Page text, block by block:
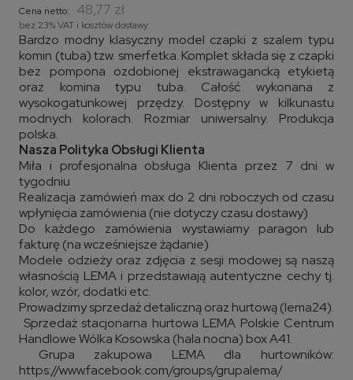
Cena netto: 48,77 zł
bez 23% VAT i kosztów dostawy
Bardzo modny klasyczny model czapki z szalem typu
komin (tuba) tzw. smerfetka. Komplet składa się z czapki
bez pompona ozdobionej ekstrawagancką etykietą
oraz komina typu tuba. Całość wykonana z
wysokogatunkowej przędzy. Dostępny w kilkunastu
modnych kolorach. Rozmiar uniwersalny. Produkcja
polska.
Nasza Polityka Obsługi Klienta
Miła i profesjonalna obsługa Klienta przez 7 dni w
tygodniu
Realizacja zamówień max do 2 dni roboczych od czasu
wpłynięcia zamówienia (nie dotyczy czasu dostawy)
Do każdego zamówienia wystawiamy paragon lub
fakturę (na wcześniejsze żądanie)
Modele odzieży oraz zdjęcia z sesji modowej są naszą
własnością LEMA i przedstawiają autentyczne cechy tj.
kolor, wzór, dodatki etc.
Prowadzimy sprzedaż detaliczną oraz hurtową (lema24).
Sprzedaż stacjonarna hurtowa LEMA Polskie Centrum
Handlowe Wólka Kosowska (hala nocna) box A41.
Grupa zakupowa LEMA dla hurtowników:
https://www.facebook.com/groups/grupalema/